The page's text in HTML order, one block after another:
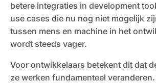
betere integraties in development
use cases die nu nog niet mogelijk
tussen mens en machine in het
wordt steeds vager.
Voor ontwikkelaars betekent dit dat
ze werken fundamenteel